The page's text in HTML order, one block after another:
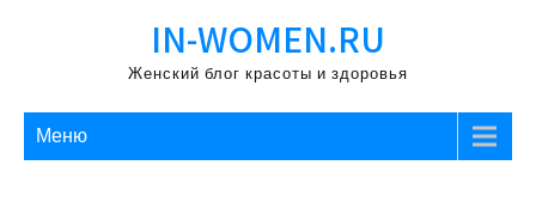
IN-WOMEN.RU
Женский блог красоты и здоровья
Меню